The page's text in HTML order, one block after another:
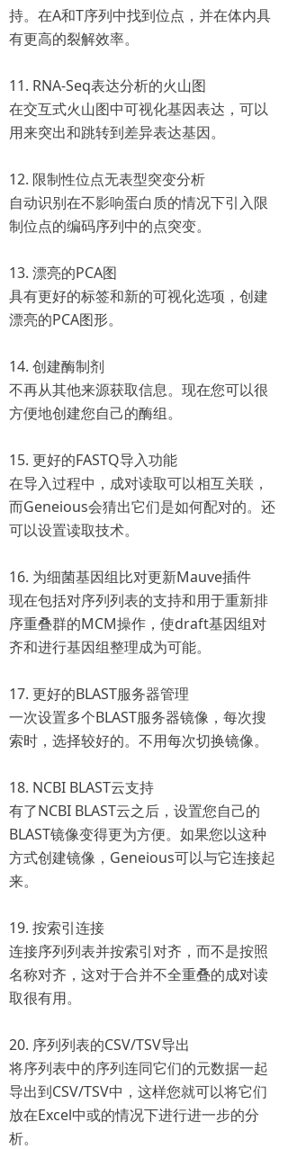
持。在A和T序列中找到位点，并在体内具
有更高的裂解效率。
11. RNA-Seq表达分析的火山图
在交互式火山图中可视化基因表达，可以
用来突出和跳转到差异表达基因。
12. 限制性位点无表型突变分析
自动识别在不影响蛋白质的情况下引入限
制位点的编码序列中的点突变。
13. 漂亮的PCA图
具有更好的标签和新的可视化选项，创建
漂亮的PCA图形。
14. 创建酶制剂
不再从其他来源获取信息。现在您可以很
方便地创建您自己的酶组。
15. 更好的FASTQ导入功能
在导入过程中，成对读取可以相互关联，
而Geneious会猜出它们是如何配对的。还
可以设置读取技术。
16. 为细菌基因组比对更新Mauve插件
现在包括对序列列表的支持和用于重新排
序重叠群的MCM操作，使draft基因组对
齐和进行基因组整理成为可能。
17. 更好的BLAST服务器管理
一次设置多个BLAST服务器镜像，每次搜
索时，选择较好的。不用每次切换镜像。
18. NCBI BLAST云支持
有了NCBI BLAST云之后，设置您自己的
BLAST镜像变得更为方便。如果您以这种
方式创建镜像，Geneious可以与它连接起
来。
19. 按索引连接
连接序列列表并按索引对齐，而不是按照
名称对齐，这对于合并不全重叠的成对读
取很有用。
20. 序列列表的CSV/TSV导出
将序列表中的序列连同它们的元数据一起
导出到CSV/TSV中，这样您就可以将它们
放在Excel中或的情况下进行进一步的分
析。